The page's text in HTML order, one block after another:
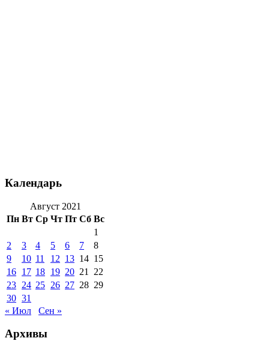
Календарь
Август 2021
Пн Вт Ср Чт Пт Сб Вс
1
2
3 4 5 6 7
8
9
10 11 12 13 14 15
16 17 18 19 20 21
22
23 24 25 26 27 28 29
30 31
« Июл
Сен »
Архивы